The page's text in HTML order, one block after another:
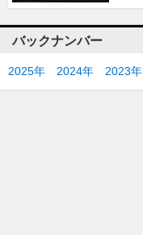
バックナンバー
2025年 2024年 2023年